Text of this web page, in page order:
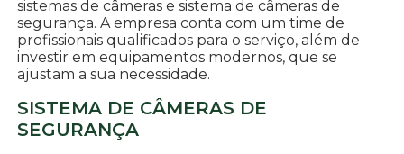
sistemas de câmeras e sistema de câmeras de
segurança. A empresa conta com um time de
profissionais qualificados para o serviço, além de
investir em equipamentos modernos, que se
ajustam a sua necessidade.
SISTEMA DE CÂMERAS DE
SEGURANÇA